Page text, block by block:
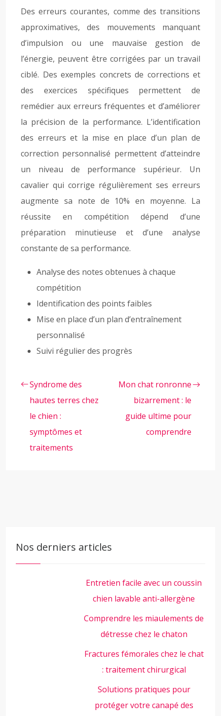
Des erreurs courantes, comme des transitions
approximatives, des mouvements manquant
d’impulsion ou une mauvaise gestion de
l’énergie, peuvent être corrigées par un travail
ciblé. Des exemples concrets de corrections et
des exercices spécifiques permettent de
remédier aux erreurs fréquentes et d’améliorer
la précision de la performance. L’identification
des erreurs et la mise en place d’un plan de
correction personnalisé permettent d’atteindre
un niveau de performance supérieur. Un
cavalier qui corrige régulièrement ses erreurs
augmente sa note de 10% en moyenne. La
réussite en compétition dépend d’une
préparation minutieuse et d’une analyse
constante de sa performance.
Analyse des notes obtenues à chaque
compétition
Identification des points faibles
Mise en place d’un plan d’entraînement
personnalisé
Suivi régulier des progrès
Syndrome des
hautes terres chez
le chien :
symptômes et
traitements
Mon chat ronronne
bizarrement : le
guide ultime pour
comprendre
Nos derniers articles
Entretien facile avec un coussin
chien lavable anti-allergène
Comprendre les miaulements de
détresse chez le chaton
Fractures fémorales chez le chat
: traitement chirurgical
Solutions pratiques pour
protéger votre canapé des